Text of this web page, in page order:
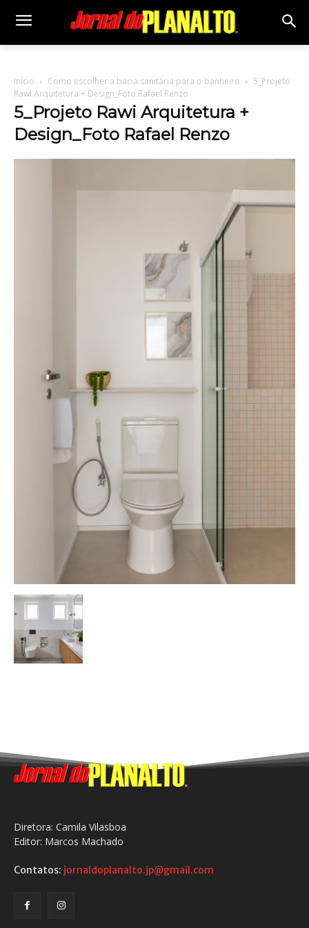
Início Como escolher a bacia sanitária para o banheiro
5_Projeto
Rawi Arquitetura + Design_Foto Rafael Renzo
5_Projeto Rawi Arquitetura +
Design_Foto Rafael Renzo
Diretora: Camila Vilasboa
Editor: Marcos Machado
Contatos: jornaldoplanalto.jp@gmail.com